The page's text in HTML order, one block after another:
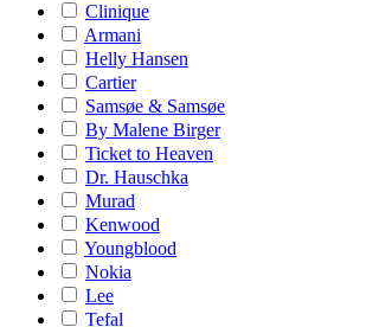
Clinique
Armani
Helly Hansen
Cartier
Samsøe & Samsøe
By Malene Birger
Ticket to Heaven
Dr. Hauschka
Murad
Kenwood
Youngblood
Nokia
Lee
Tefal